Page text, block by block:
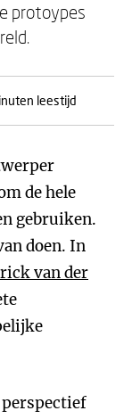
protoypes
leestijd
de hele
gebruiken.
doen. In
van der